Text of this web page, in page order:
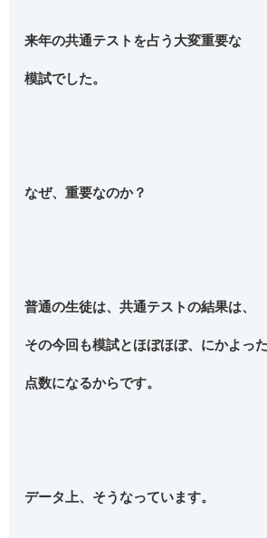
来年の共通テストを占う大変重要な
模試でした。
なぜ、重要なのか？
普通の生徒は、共通テストの結果は、
その今回も模試とほぼほぼ、にかよった
点数になるからです。
データ上、そうなっています。